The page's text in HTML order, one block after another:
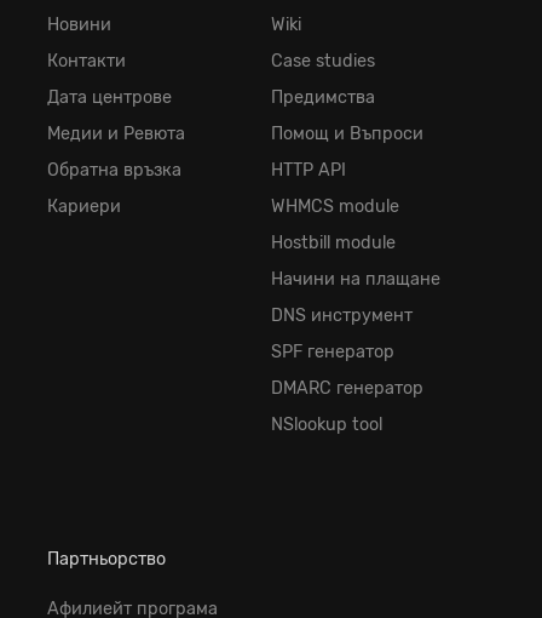
Новини
Контакти
Дата центрове
Медии и Ревюта
Обратна връзка
Кариери
Wiki
Case studies
Предимства
Помощ и Въпроси
HTTP API
WHMCS module
Hostbill module
Начини на плащане
DNS инструмент
SPF генератор
DMARC генератор
NSlookup tool
Партньорство
Афилиейт програма